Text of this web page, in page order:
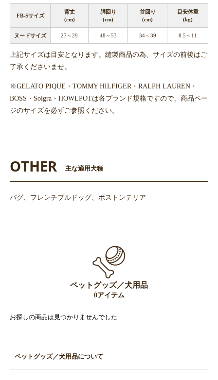
FB-Sサイズ
背丈
(cm)
胴回り
(cm)
首回り
(cm)
目安体重
(kg)
ヌードサイズ 27～29 48～53 34～39 8.5～11
上記サイズは目安となります。縫製商品の為、サイズの前後はご
了承くださいませ。
※GELATO PIQUE・TOMMY HILFIGER・RALPH LAUREN・
BOSS・Solgra・HOWLPOTは各ブランド規格ですので、商品ペー
ジのサイズを必ずご参照ください。
OTHER 主な適用犬種
パグ、フレンチブルドッグ、ボストンテリア
ペットグッズ／犬用品
0アイテム
お探しの商品は見つかりませんでした
ペットグッズ／犬用品について